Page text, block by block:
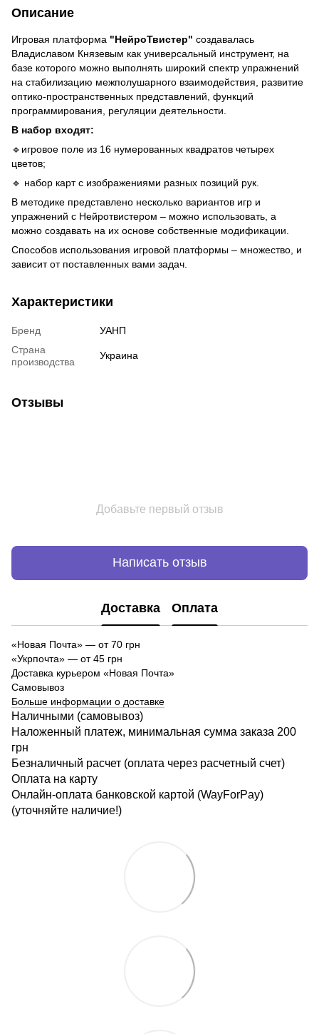
Описание
Игровая платформа "НейроТвистер" создавалась
Владиславом Князевым как универсальный инструмент, на
базе которого можно выполнять широкий спектр упражнений
на стабилизацию межполушарного взаимодействия, развитие
оптико-пространственных представлений, функций
программирования, регуляции деятельности.
В набор входят:
🔹игровое поле из 16 нумерованных квадратов четырех
цветов;
🔹 набор карт с изображениями разных позиций рук.
В методике представлено несколько вариантов игр и
упражнений с Нейротвистером – можно использовать, а
можно создавать на их основе собственные модификации.
Способов использования игровой платформы – множество, и
зависит от поставленных вами задач.
Характеристики
Бренд
УАНП
Страна
производства
Украина
Отзывы
Добавьте первый отзыв
Написать отзыв
Доставка Оплата
«Новая Почта» — от 70 грн
«Укрпочта» — от 45 грн
Доставка курьером «Новая Почта»
Самовывоз
Больше информации о доставке
Наличными (самовывоз)
Наложенный платеж, минимальная сумма заказа 200
грн
Безналичный расчет (оплата через расчетный счет)
Оплата на карту
Онлайн-оплата банковской картой (WayForPay)
(уточняйте наличие!)